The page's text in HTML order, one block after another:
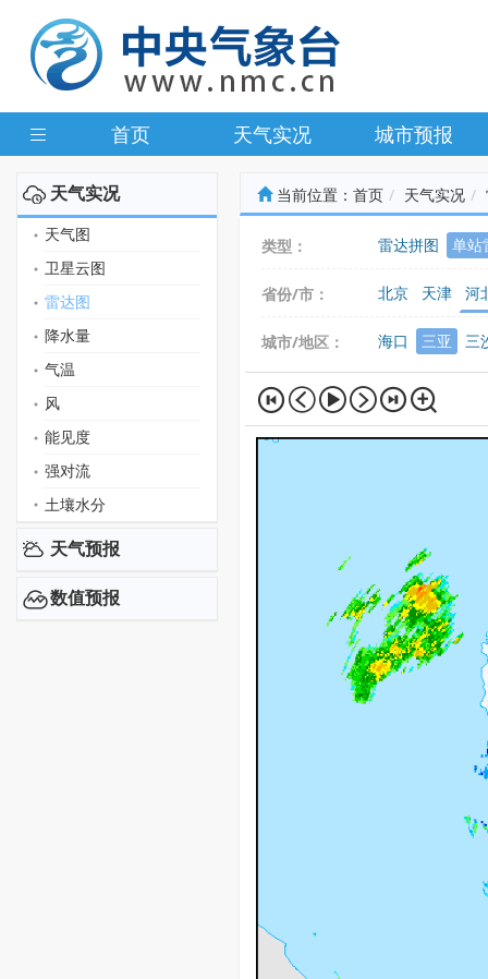
首页 天气实况 城市预报
天气实况
天气图
卫星云图
雷达图
降水量
气温
风
能见度
强对流
土壤水分
天气预报
数值预报
当前位置： 首页 天气实况
类型： 雷达拼图 单站
省份/市： 北京 天津
河
城市/地区：
海口 三亚 三